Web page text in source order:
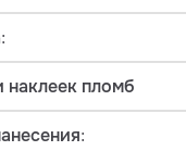
наклеек пломб